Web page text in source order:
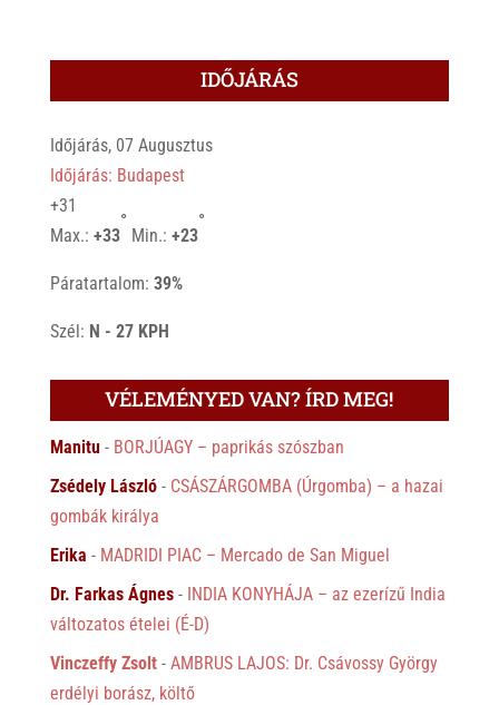
IDŐJÁRÁS
Időjárás, 07 Augusztus
Időjárás: Budapest
+31
Max.: +33
°
Min.: +23
°
Páratartalom: 39%
Szél: N - 27 KPH
VÉLEMÉNYED VAN? ÍRD MEG!
Manitu- BORJÚAGY – paprikás szószban
Zsédely László- CSÁSZÁRGOMBA (Úrgomba) – a hazai
gombák királya
Erika - MADRIDI PIAC – Mercado de San Miguel
Dr. Farkas Ágnes- INDIA KONYHÁJA – az ezerízű India
változatos ételei (É-D)
Vinczeffy Zsolt- AMBRUS LAJOS: Dr. Csávossy György
erdélyi borász, költő